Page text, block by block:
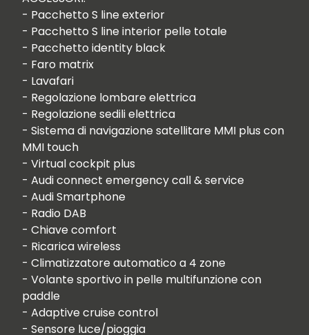
- Pacchetto S line exterior
- Pacchetto S line interior pelle totale
- Pacchetto identity black
- Faro matrix
- Lavafari
- Regolazione lombare elettrica
- Regolazione sedili elettrica
- Sistema di navigazione satellitare MMI plus con
MMI touch
- Virtual cockpit plus
- Audi connect emergency call & service
- Audi Smartphone
- Radio DAB
- Chiave comfort
- Ricarica wireless
- Climatizzatore automatico a 4 zone
- Volante sportivo in pelle multifunzione con
paddle
- Adaptive cruise control
- Sensore luce/pioggia